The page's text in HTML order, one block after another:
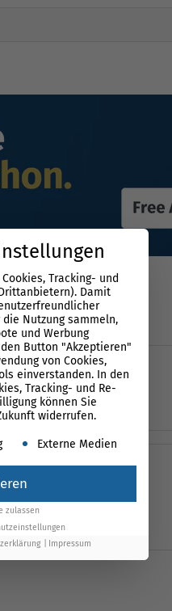
Tracking- und
Damit
Nutzung sammeln,
und Werbung
Button "Akzeptieren"
von Cookies,
einverstanden. In den
Tracking- und Re-
können Sie
widerrufen.
Gruppen, für die
Externe Medien
zulassen
Impressum